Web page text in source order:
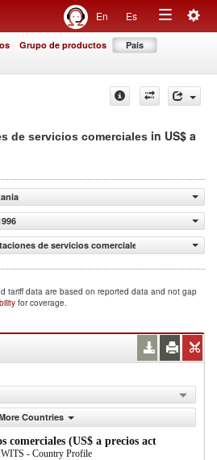
En Es
Toggle
Grupo de productos País
de servicios comerciales in US$ a
de servicios comerciales (US$ a precios
tariff data are based on reported data and not gap
for coverage.
Countries
comerciales (US$ a precios actuales)
- Country Profile